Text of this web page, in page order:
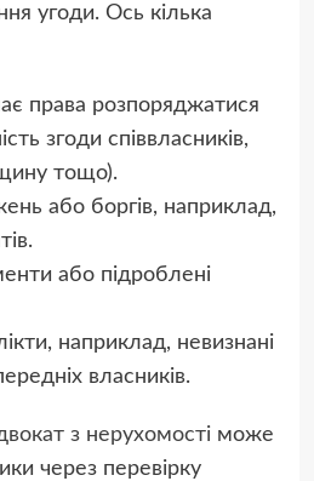
угоди. Ось кілька
права розпоряджатися
згоди співвласників,
тощо).
або боргів, наприклад,
або підроблені
наприклад, невизнані
власників.
з нерухомостіможе
через перевірку